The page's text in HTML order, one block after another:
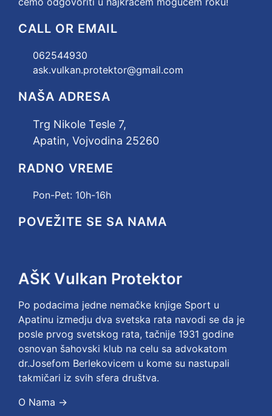
CALL OR EMAIL
062544930
ask.vulkan.protektor@gmail.com
NAŠA ADRESA
Trg Nikole Tesle 7,
Apatin, Vojvodina 25260
RADNO VREME
Pon-Pet: 10h-16h
POVEŽITE SE SA NAMA
AŠK Vulkan Protektor
Po podacima jedne nemačke knjige Sport u
Apatinu izmedju dva svetska rata navodi se da je
posle prvog svetskog rata, tačnije 1931 godine
osnovan šahovski klub na celu sa advokatom
dr.Josefom Berlekovicem u kome su nastupali
takmičari iz svih sfera društva.
O Nama →